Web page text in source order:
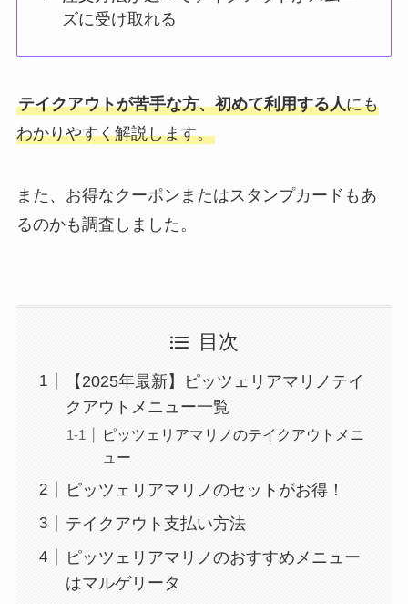
ズに受け取れる
テイクアウトが苦手な方、初めて利用する人にも
わかりやすく解説します。
また、お得なクーポンまたはスタンプカードもあ
るのかも調査しました。
目次
【2025年最新】ピッツェリアマリノテイ
クアウトメニュー一覧
ピッツェリアマリノのテイクアウトメニ
ュー
ピッツェリアマリノのセットがお得！
テイクアウト支払い方法
ピッツェリアマリノのおすすめメニュー
はマルゲリータ